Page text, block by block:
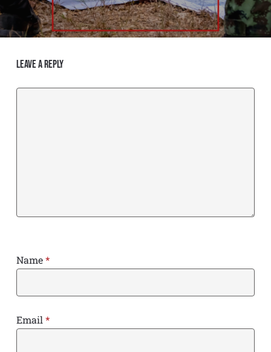
Leave a Reply
Name*
Email *